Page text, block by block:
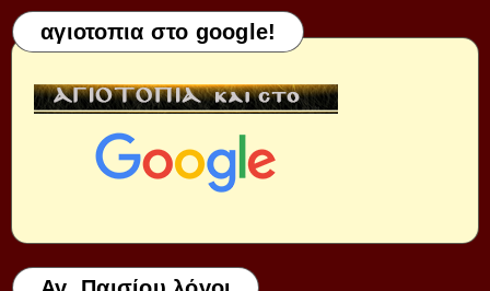
αγιοτοπια στο google!